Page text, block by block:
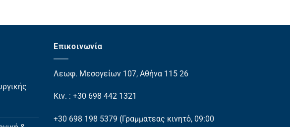
Επικοινωνία
Λεωφ. Μεσογείων 107, Αθήνα 115 26
Κιν. : +30 698 442 1321
+30 698 198 5379 (Γραμματεας κινητό, 09:00